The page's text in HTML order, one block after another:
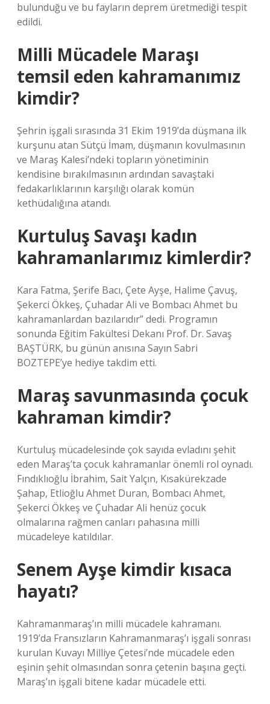
bulunduğu ve bu fayların deprem üretmediği tespit
edildi.
Milli Mücadele Maraşı
temsil eden kahramanımız
kimdir?
Şehrin işgali sırasında 31 Ekim 1919’da düşmana ilk
kurşunu atan Sütçü İmam, düşmanın kovulmasının
ve Maraş Kalesi’ndeki topların yönetiminin
kendisine bırakılmasının ardından savaştaki
fedakarlıklarının karşılığı olarak komün
kethüdalığına atandı.
Kurtuluş Savaşı kadın
kahramanlarımız kimlerdir?
Kara Fatma, Şerife Bacı, Çete Ayşe, Halime Çavuş,
Şekerci Ökkeş, Çuhadar Ali ve Bombacı Ahmet bu
kahramanlardan bazılarıdır” dedi. Programın
sonunda Eğitim Fakültesi Dekanı Prof. Dr. Savaş
BAŞTÜRK, bu günün anısına Sayın Sabri
BOZTEPE’ye hediye takdim etti.
Maraş savunmasında çocuk
kahraman kimdir?
Kurtuluş mücadelesinde çok sayıda evladını şehit
eden Maraş’ta çocuk kahramanlar önemli rol oynadı.
Fındıklıoğlu İbrahim, Sait Yalçın, Kısakürekzade
Şahap, Etlioğlu Ahmet Duran, Bombacı Ahmet,
Şekerci Ökkeş ve Çuhadar Ali henüz çocuk
olmalarına rağmen canları pahasına milli
mücadeleye katıldılar.
Senem Ayşe kimdir kısaca
hayatı?
Kahramanmaraş’ın milli mücadele kahramanı.
1919’da Fransızların Kahramanmaraş’ı işgali sonrası
kurulan Kuvayı Milliye Çetesi’nde mücadele eden
eşinin şehit olmasından sonra çetenin başına geçti.
Maraş’ın işgali bitene kadar mücadele etti.